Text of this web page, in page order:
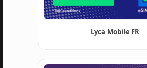
Lyca Mobile FR